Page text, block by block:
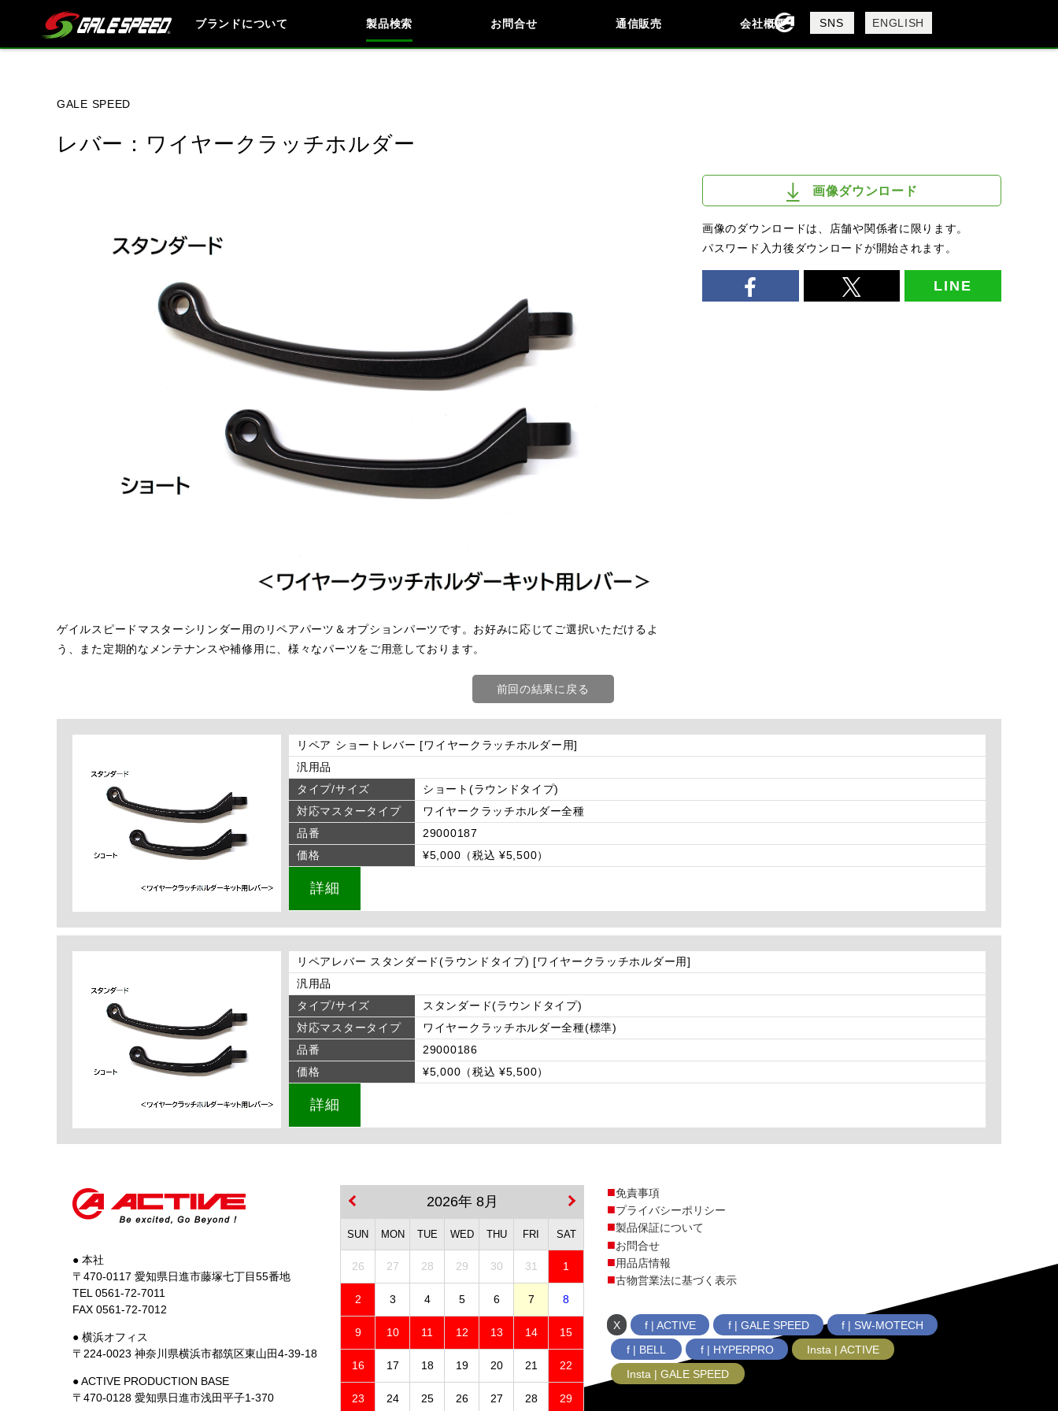
ブランドについて 製品検索 お問合せ 通信販売 会社概要
会社概要
採用情報
SNS ENGLISH
GALE SPEED
レバー：ワイヤークラッチホルダー
ゲイルスピードマスターシリンダー用のリペアパーツ＆オプションパーツです。お好みに応じてご選択いただけるよ
う、また定期的なメンテナンスや補修用に、様々なパーツをご用意しております。
画像ダウンロード
画像のダウンロードは、店舗や関係者に限ります。
パスワード入力後ダウンロードが開始されます。
LINE
前回の結果に戻る
リペア ショートレバー [ワイヤークラッチホルダー用]
汎用品
タイプ/サイズ
ショート(ラウンドタイプ)
対応マスタータイプ
ワイヤークラッチホルダー全種
品番
29000187
価格
¥5,000（税込 ¥5,500）
詳細
リペアレバー スタンダード(ラウンドタイプ) [ワイヤークラッチホルダー用]
汎用品
タイプ/サイズ
スタンダード(ラウンドタイプ)
対応マスタータイプ
ワイヤークラッチホルダー全種(標準)
品番
29000186
価格
¥5,000（税込 ¥5,500）
詳細
● 本社
〒470-0117 愛知県日進市藤塚七丁目55番地
TEL 0561-72-7011
FAX 0561-72-7012
● 横浜オフィス
〒224-0023 神奈川県横浜市都筑区東山田4-39-18
● ACTIVE PRODUCTION BASE
〒470-0128 愛知県日進市浅田平子1-370
2026年 8月
SUN MON TUE WED THU FRI SAT
26 27 28 29 30 31 1
2 3 4 5 6 7 8
9 10 11 12 13 14 15
16 17 18 19 20 21 22
23 24 25 26 27 28 29
免責事項
プライバシーポリシー
製品保証について
お問合せ
用品店情報
古物営業法に基づく表示
X f | ACTIVE f | GALE SPEED
f | SW-MOTECH
f | BELL
f | HYPERPRO
Insta | ACTIVE
Insta | GALE SPEED